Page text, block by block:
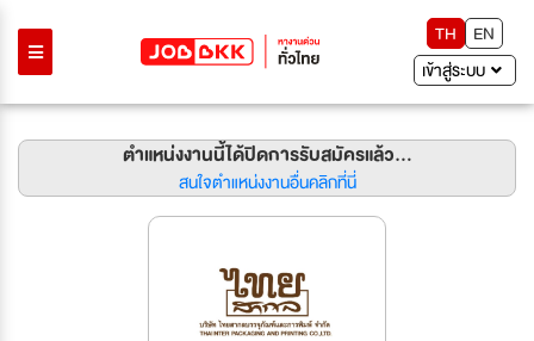
TH
EN
เข้าสู่ระบบ
ตำแหน่งงานนี้ได้ปิดการรับสมัครแล้ว...
สนใจตำแหน่งงานอื่นคลิกที่นี่